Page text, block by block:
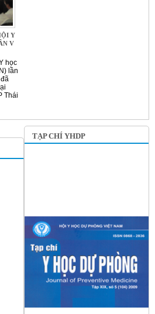
Y
V
học
lần
Thái
TẠP CHÍ YHDP